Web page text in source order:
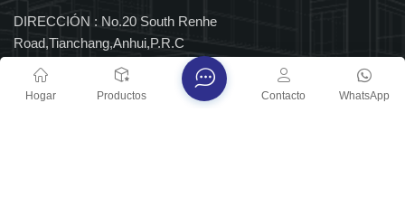
DIRECCIÓN : No.20 South Renhe
Road,Tianchang,Anhui,P.R.C
Derechos de autor @ 2026 ANHUI TIANKANG (GRUPO)
Hogar Productos WhatsApp
Contacto